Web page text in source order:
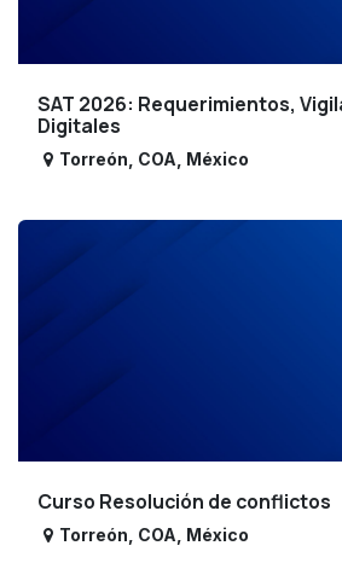
SAT 2026: Requerimientos,
Digitales
Torreón COA México
Curso Resolución de conflictos
Torreón COA México